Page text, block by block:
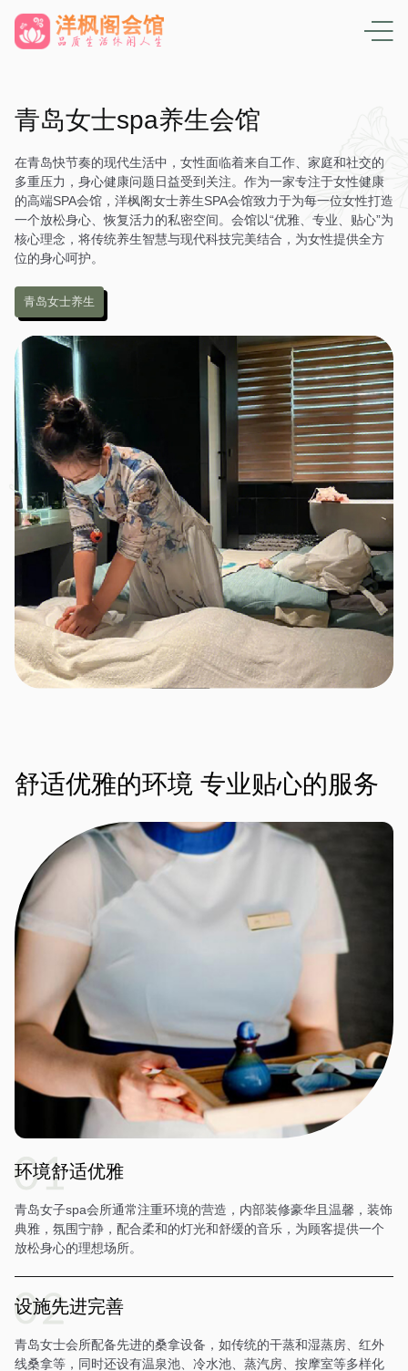
青岛女士spa养生会馆
在青岛快节奏的现代生活中，女性面临着来自工作、家庭和社交的
多重压力，身心健康问题日益受到关注。作为一家专注于女性健康
的高端SPA会馆，洋枫阁女士养生SPA会馆致力于为每一位女性打造
一个放松身心、恢复活力的私密空间。会馆以“优雅、专业、贴心”为
核心理念，将传统养生智慧与现代科技完美结合，为女性提供全方
位的身心呵护。
青岛女士养生
舒适优雅的环境 专业贴心的服务
环境舒适优雅
青岛女子spa会所通常注重环境的营造，内部装修豪华且温馨，装饰
典雅，氛围宁静，配合柔和的灯光和舒缓的音乐，为顾客提供一个
放松身心的理想场所。
设施先进完善
青岛女士会所配备先进的桑拿设备，如传统的干蒸和湿蒸房、红外
线桑拿等，同时还设有温泉池、冷水池、蒸汽房、按摩室等多样化